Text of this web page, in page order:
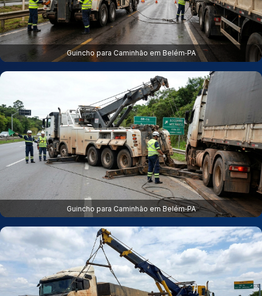
Guincho para Caminhão em Belém‑PA
Guincho para Caminhão em Belém‑PA